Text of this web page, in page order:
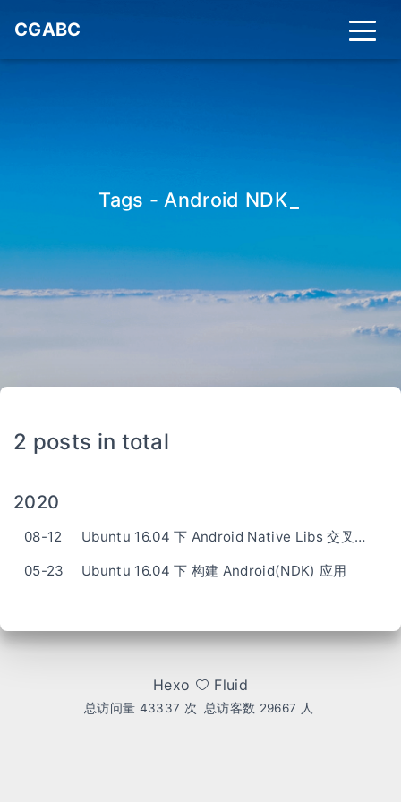
CGABC
Tags - Android NDK
2 posts in total
2020
08-12
Ubuntu 16.04 下 Android Native Libs 交叉编译
05-23
Ubuntu 16.04 下 构建 Android(NDK) 应用
Hexo Fluid
总访问量 43337 次 总访客数 29667 人